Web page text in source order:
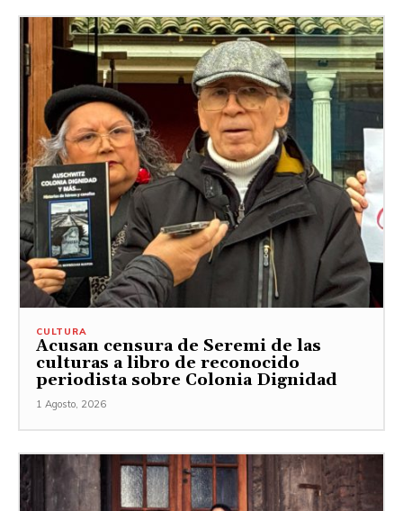
CULTURA
Acusan censura de Seremi de las
culturas a libro de reconocido
periodista sobre Colonia Dignidad
1 Agosto, 2026